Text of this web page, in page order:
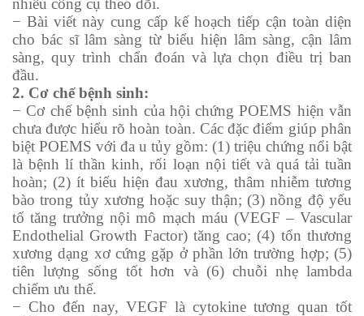
nhiều công cụ theo dõi.
− Bài viết này cung cấp kế hoạch tiếp cận toàn diện
cho bác sĩ lâm sàng từ biểu hiện lâm sàng, cận lâm
sàng, quy trình chẩn đoán và lựa chọn điều trị ban
đầu.
2. Cơ chế bệnh sinh:
− Cơ chế bệnh sinh của hội chứng POEMS hiện vẫn
chưa được hiểu rõ hoàn toàn. Các đặc điểm giúp phân
biệt POEMS với đa u tủy gồm: (1) triệu chứng nổi bật
là bệnh lí thần kinh, rối loạn nội tiết và quá tải tuần
hoàn; (2) ít biểu hiện đau xương, thâm nhiễm tương
bào trong tủy xương hoặc suy thận; (3) nồng độ yếu
tố tăng trưởng nội mô mạch máu (VEGF – Vascular
Endothelial Growth Factor) tăng cao; (4) tổn thương
xương dạng xơ cứng gặp ở phần lớn trường hợp; (5)
tiên lượng sống tốt hơn và (6) chuỗi nhẹ lambda
chiếm ưu thế.
− Cho đến nay, VEGF là cytokine tương quan tốt